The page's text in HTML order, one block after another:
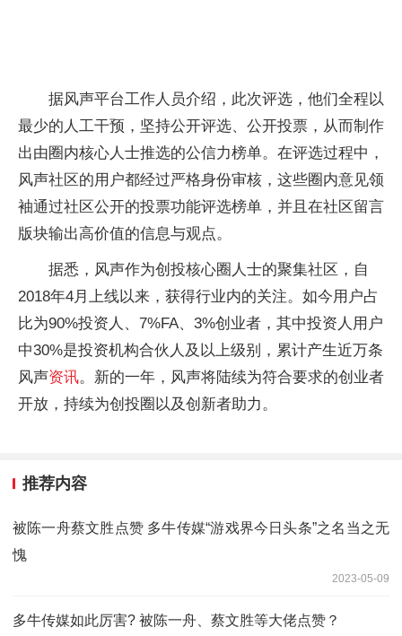
据风声平台工作人员介绍，此次评选，他们全程以
最少的人工干预，坚持公开评选、公开投票，从而制作
出由圈内核心人士推选的公信力榜单。在评选过程中，
风声社区的用户都经过严格身份审核，这些圈内意见领
袖通过社区公开的投票功能评选榜单，并且在社区留言
版块输出高价值的信息与观点。
据悉，风声作为创投核心圈人士的聚集社区，自
2018年4月上线以来，获得行业内的关注。如今用户占
比为90%投资人、7%FA、3%创业者，其中投资人用户
中30%是投资机构合伙人及以上级别，累计产生近万条
风声资讯。新的一年，风声将陆续为符合要求的创业者
开放，持续为创投圈以及创新者助力。
推荐内容
被陈一舟蔡文胜点赞 多牛传媒“游戏界今日头条”之名当之无
愧
2023-05-09
多牛传媒如此厉害? 被陈一舟、蔡文胜等大佬点赞？